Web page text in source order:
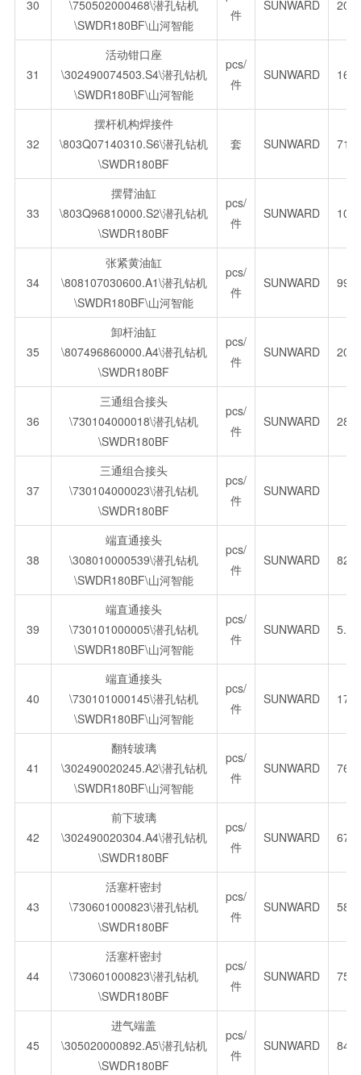
30
\750502000468\潜孔钻机
\SWDR180BF\山河智能
件
SUNWARD
31
活动钳口座
\302490074503.S4\潜孔钻机
\SWDR180BF\山河智能
pcs/
件
SUNWARD
32
摆杆机构焊接件
\803Q07140310.S6\潜孔钻机
\SWDR180BF
套 SUNWARD
33
摆臂油缸
\803Q96810000.S2\潜孔钻机
\SWDR180BF
pcs/
件
SUNWARD
34
张紧黄油缸
\808107030600.A1\潜孔钻机
\SWDR180BF\山河智能
pcs/
件
SUNWARD
35
卸杆油缸
\807496860000.A4\潜孔钻机
\SWDR180BF
pcs/
件
SUNWARD
36
三通组合接头
\730104000018\潜孔钻机
\SWDR180BF
pcs/
件
SUNWARD
37
三通组合接头
\730104000023\潜孔钻机
\SWDR180BF
pcs/
件
SUNWARD
38
端直通接头
\308010000539\潜孔钻机
\SWDR180BF\山河智能
pcs/
件
SUNWARD
39
端直通接头
\730101000005\潜孔钻机
\SWDR180BF\山河智能
pcs/
件
SUNWARD
40
端直通接头
\730101000145\潜孔钻机
\SWDR180BF\山河智能
pcs/
件
SUNWARD
41
翻转玻璃
\302490020245.A2\潜孔钻机
\SWDR180BF\山河智能
pcs/
件
SUNWARD
42
前下玻璃
\302490020304.A4\潜孔钻机
\SWDR180BF
pcs/
件
SUNWARD
43
活塞杆密封
\730601000823\潜孔钻机
\SWDR180BF
pcs/
件
SUNWARD
44
活塞杆密封
\730601000823\潜孔钻机
\SWDR180BF
pcs/
件
SUNWARD
45
进气端盖
\305020000892.A5\潜孔钻机
\SWDR180BF
pcs/
件
SUNWARD